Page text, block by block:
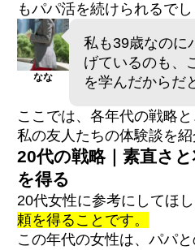
もパパ活を続けられるでし
なな
私も39歳なのに
げているのも、
を学んだからだ
ここでは、各年代の戦略
私の友人たちの体験談を紹
20代の戦略｜素直さ
を得る
20代女性に参考にしてほし
頼を得ることです。
この年代の女性は、パパ